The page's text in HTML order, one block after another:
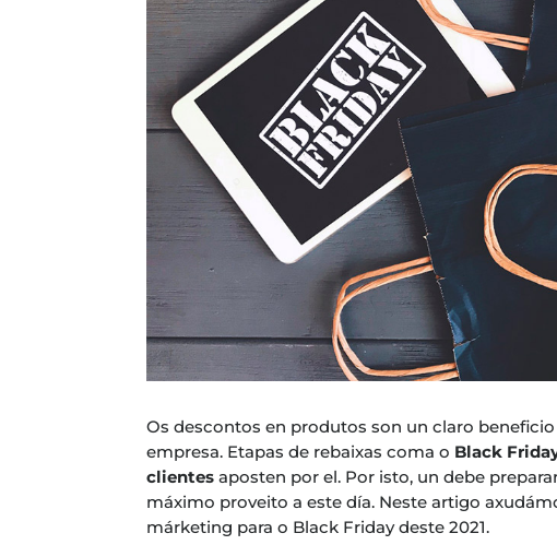
Os descontos en produtos son un claro
empresa. Etapas de rebaixas coma o Black
clientes aposten por el. Por isto, un debe
máximo proveito a este día. Neste artigo
márketing para o Black Friday deste 2021.